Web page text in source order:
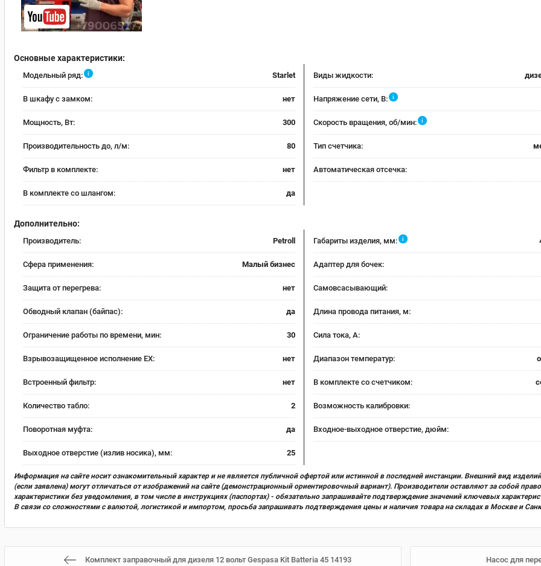
Основные характеристики:
Модельный ряд: i Starlet Виды жидкости:
В шкафу с замком: нет Напряжение сети, В: i
Мощность, Вт: 300 Скорость вращения, об/мин: i
Производительность до, л/м: 80 Тип счетчика:
Фильтр в комплекте: нет Автоматическая отсечка:
В комплекте со шлангом: да
Дополнительно:
Производитель: Petroll Габариты изделия, мм: i
Сфера применения: Малый бизнес Адаптер для бочек:
Защита от перегрева: нет Самовсасывающий:
Обводный клапан (байпас): да Длина провода питания, м:
Ограничение работы по времени, мин: 30 Сила тока, А:
Взрывозащищенное исполнение EX: нет Диапазон температур:
Встроенный фильтр: нет В комплекте со счетчиком:
Количество табло: 2 Возможность калибровки:
Поворотная муфта: да Входное-выходное отверстие, дюйм:
Выходное отверстие (излив носика), мм: 25
Информация на сайте носит ознакомительный характер и не является публичной офертой или истинной в последней инстанции. Внешний вид
(если заявлена) могут отличаться от изображений на сайте (демонстрационный ориентировочный вариант). Производители оставляют за собой
характеристики без уведомления, в том числе в инструкциях (паспортах) - обязательно запрашивайте подтверждение значений ключевых
В связи со сложностями с валютой, логистикой и импортом, просьба запрашивать подтверждения цены и наличия товара на складах в Москве и
Комплект заправочный для дизеля 12 вольт Gespasa Kit Batteria 45 14193 Насос для